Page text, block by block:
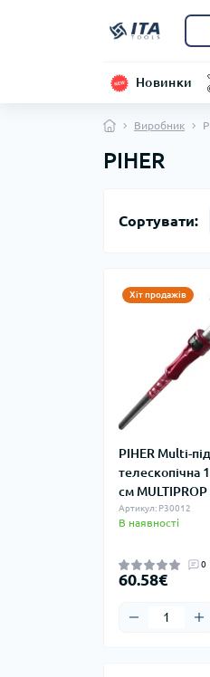
Новинки
Виробник
PIHER
Сортувати:
Хіт продажів
PIHER Multi-
телескопічна
см MULTIPROP
Артикул: P30012
В наявності
0
60.58€